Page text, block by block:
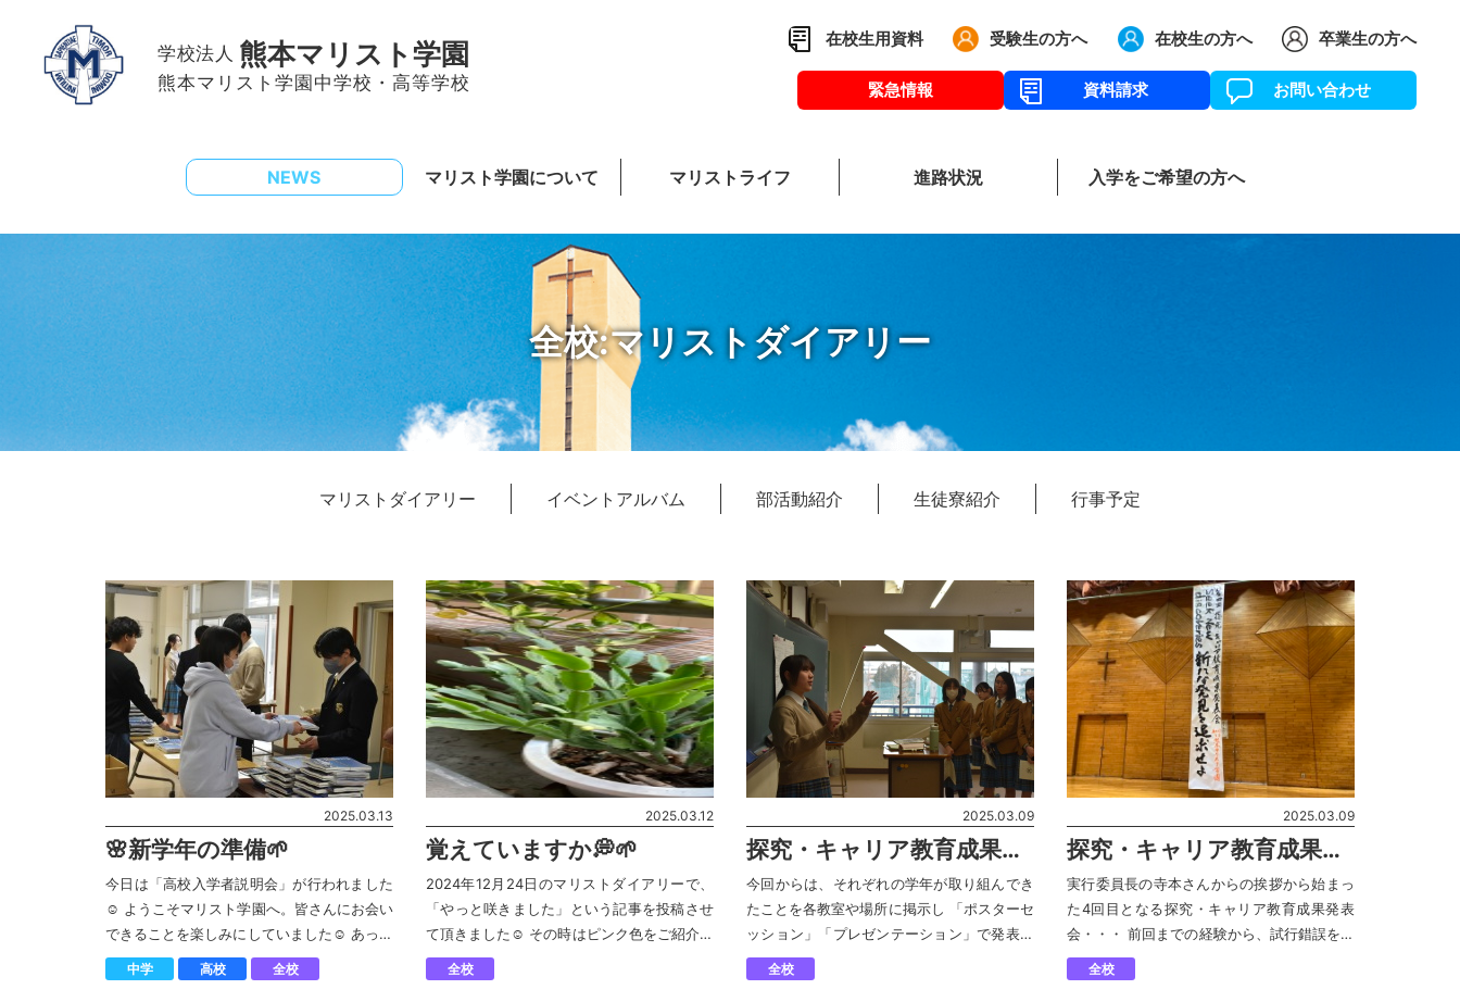
学校法人 熊本マリスト学園
熊本マリスト学園中学校・高等学校
在校生用資料 受験生の方へ 在校生の方へ 卒業生の方へ
緊急情報 資料請求 お問い合わせ
NEWS マリスト学園について マリストライフ 進路状況 入学をご希望の方へ
全校:マリストダイアリー
マリストダイアリー イベントアルバム 部活動紹介 生徒寮紹介 行事予定
2025.03.13
🌸新学年の準備🌱
今日は「高校入学者説明会」が行われました
☺︎ ようこそマリスト学園へ。皆さんにお会い
できることを楽しみにしていました☺️ あっと
いう間に入学式の日が来ます、先輩や職員も
準備を整えて皆さんをお迎えします！！ 在校
中学 高校 全校
2025.03.12
覚えていますか💭🌱
2024年12月24日のマリストダイアリーで、
「やっと咲きました」という記事を投稿させ
て頂きました☺︎ その時はピンク色をご紹介し
たのですが・・・ やっと！！！白のシャコバ
サボテンが開花しました！！ 12月24日 い
全校
2025.03.09
探究・キャリア教育成果発
表会〜新企画！！〜
今回からは、それぞれの学年が取り組んでき
たことを各教室や場所に掲示し 「ポスターセ
ッション」「プレゼンテーション」で発表す
る形式を導入しました👏✨ ⭐️高校2年生「社
会課題探究ポスターセッション」⭐️ 〜体育館
全校
2025.03.09
探究・キャリア教育成果発
表会〜第1部〜
実行委員長の寺本さんからの挨拶から始まっ
た4回目となる探究・キャリア教育成果発表
会・・・ 前回までの経験から、試行錯誤を重
ねてこの日を迎えました！！ ⭐️中学2年生
「SDGs研究発表」⭐️ 代表者がSDGsとは何か
全校